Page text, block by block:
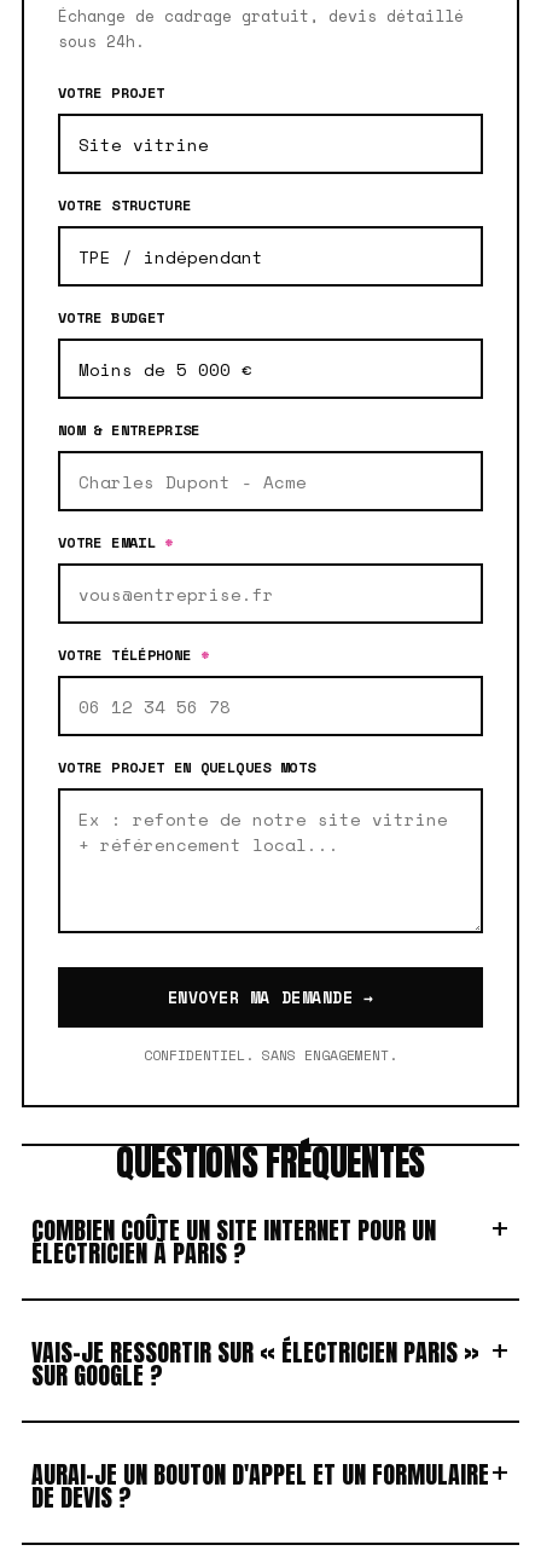
Échange de cadrage gratuit, devis détaillé
sous 24h.
VOTRE PROJET
VOTRE STRUCTURE
VOTRE BUDGET
NOM & ENTREPRISE
VOTRE EMAIL *
VOTRE TÉLÉPHONE *
VOTRE PROJET EN QUELQUES MOTS
ENVOYER MA DEMANDE →
CONFIDENTIEL. SANS ENGAGEMENT.
QUESTIONS FRÉQUENTES
COMBIEN COÛTE UN SITE INTERNET POUR UN
ÉLECTRICIEN À PARIS ?
+
VAIS-JE RESSORTIR SUR « ÉLECTRICIEN PARIS »
SUR GOOGLE ?
+
AURAI-JE UN BOUTON D'APPEL ET UN FORMULAIRE
DE DEVIS ?
+